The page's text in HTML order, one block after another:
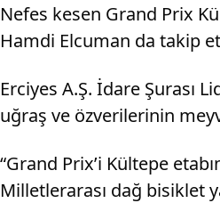
Nefes kesen Grand Prix
Hamdi Elcuman da takip
Erciyes A.Ş. İdare Şurası
uğraş ve özverilerinin
“Grand Prix’i Kültepe
Milletlerarası dağ bisiklet